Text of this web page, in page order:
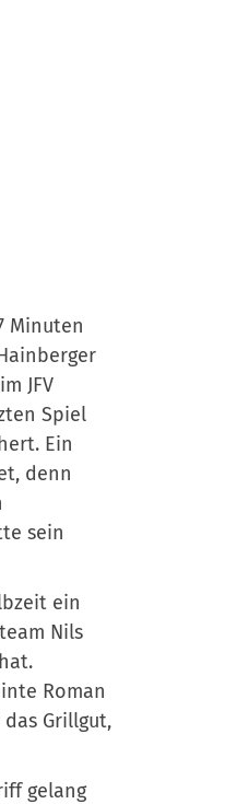
Minuten
JFV
Spiel
Ein
denn
sein
ein
Nils
Roman
Grillgut,
gelang